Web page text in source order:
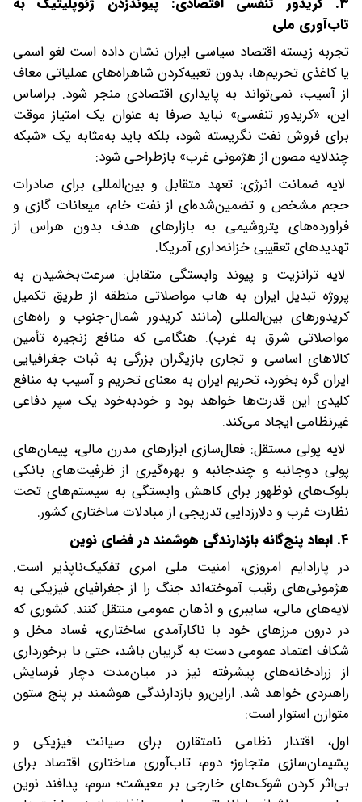
تاب‌آوری ملی
تجربه زیسته اقتصاد سیاسی ایران نشان داده است لغو اسمی
یا کاغذی تحریم‌ها، بدون تعبیه‌کردن شاهراه‌های عملیاتی معاف
از آسیب، نمی‌تواند به پایداری اقتصادی منجر شود. براساس
‌این، «کریدور تنفسی» نباید صرفا به‌ عنوان یک امتیاز موقت
برای فروش نفت نگریسته شود، بلکه باید به‌مثابه یک «شبکه
چندلایه مصون از هژمونی غرب» بازطراحی شود:
لایه ضمانت انرژی: تعهد متقابل و بین‌المللی برای صادرات
حجم مشخص و تضمین‌شده‌ای از نفت خام، میعانات گازی و
فراورده‌های پتروشیمی به بازارهای هدف بدون هراس از
تهدیدهای تعقیبی خزانه‌داری آمریکا.
لایه ترانزیت و پیوند وابستگی متقابل: سرعت‌بخشیدن به
پروژه تبدیل ایران به هاب مواصلاتی منطقه از طریق تکمیل
کریدورهای بین‌المللی (مانند کریدور شمال-جنوب و راه‌های
مواصلاتی شرق به غرب). هنگامی که منافع زنجیره تأمین
کالاهای اساسی و تجاری بازیگران بزرگی به ثبات جغرافیایی
ایران گره بخورد، تحریم ایران به معنای تحریم و آسیب به منافع
کلیدی این قدرت‌ها خواهد بود و خود‌به‌خود یک سپر دفاعی
غیرنظامی ایجاد می‌کند.
لایه پولی مستقل: فعال‌سازی ابزارهای مدرن مالی، پیمان‌های
پولی دوجانبه و چندجانبه و بهره‌گیری از ظرفیت‌های بانکی
بلوک‌های نوظهور برای کاهش وابستگی به سیستم‌های تحت
نظارت غرب و دلارزدایی تدریجی از مبادلات ساختاری کشور.
۴. ابعاد پنج‌گانه بازدارندگی هوشمند در فضای نوین
در پارادایم امروزی، امنیت ملی امری تفکیک‌ناپذیر است.
هژمونی‌های رقیب آموخته‌اند جنگ را از جغرافیای فیزیکی به
لایه‌های مالی، سایبری و اذهان عمومی منتقل کنند. کشوری که
در درون مرزهای خود با ناکارآمدی ساختاری، فساد مخل و
شکاف اعتماد عمومی دست‌ به‌ گریبان باشد، حتی با برخورداری
از زرادخانه‌های پیشرفته نیز در میان‌مدت دچار فرسایش
راهبردی خواهد شد. از‌این‌رو بازدارندگی هوشمند بر پنج ستون
متوازن استوار است:
اول، اقتدار نظامی نامتقارن برای صیانت فیزیکی و
پشیمان‌سازی متجاوز؛ دوم، تاب‌آوری ساختاری اقتصاد برای
بی‌اثر کردن شوک‌های خارجی بر معیشت؛ سوم، پدافند نوین